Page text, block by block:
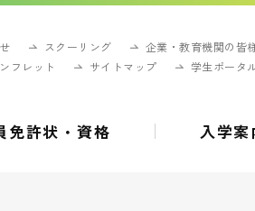
スクーリング
企業・教育機関の皆
フレット
サイトマップ 学生ポータ
免許状・資格 入学案